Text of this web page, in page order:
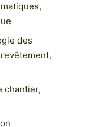
des
chantier,